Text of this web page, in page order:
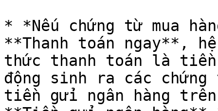
* *Nếu chứng từ mua
**Thanh toán ngay**,
thức thanh toán là
động sinh ra các
tiền gửi ngân hàng